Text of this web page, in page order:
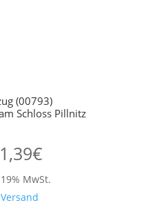
(00793)
Schloss Pillnitz
1,39€
MwSt.
Versand